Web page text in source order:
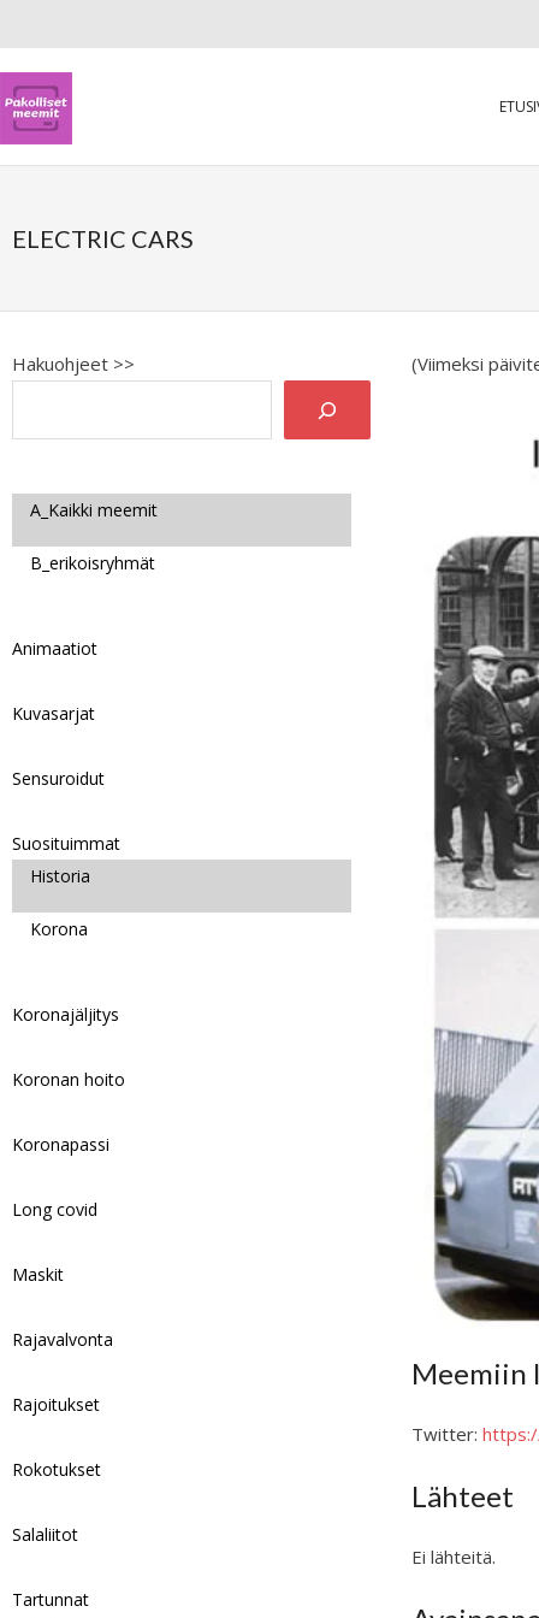
ELECTRIC CARS
(Viimeksi
Meemiin
Twitter:
Lähteet
Ei lähteitä.
Hakuohjeet >>
A_Kaikki meemit
B_erikoisryhmät
Animaatiot
Kuvasarjat
Sensuroidut
Suosituimmat
Historia
Korona
Koronajäljitys
Koronan hoito
Koronapassi
Long covid
Maskit
Rajavalvonta
Rajoitukset
Rokotukset
Salaliitot
Tartunnat